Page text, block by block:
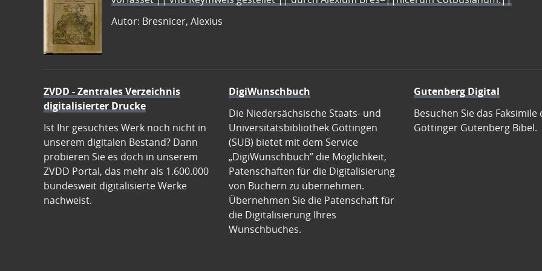
Autor: Bresnicer, Alexius
ZVDD - Zentrales Verzeichnis
digitalisierter Drucke
Ist Ihr gesuchtes Werk noch nicht in
unserem digitalen Bestand? Dann
probieren Sie es doch in unserem
ZVDD Portal, das mehr als 1.600.000
bundesweit digitalisierte Werke
nachweist.
DigiWunschbuch
Die Niedersächsische Staats- und
Universitätsbibliothek Göttingen
(SUB) bietet mit dem Service
„DigiWunschbuch” die Möglichkeit,
Patenschaften für die Digitalisierung
von Büchern zu übernehmen.
Übernehmen Sie die Patenschaft für
die Digitalisierung Ihres
Wunschbuches.
Gutenberg Digital
Besuchen Sie das Faksimile
Göttinger Gutenberg Bibel.